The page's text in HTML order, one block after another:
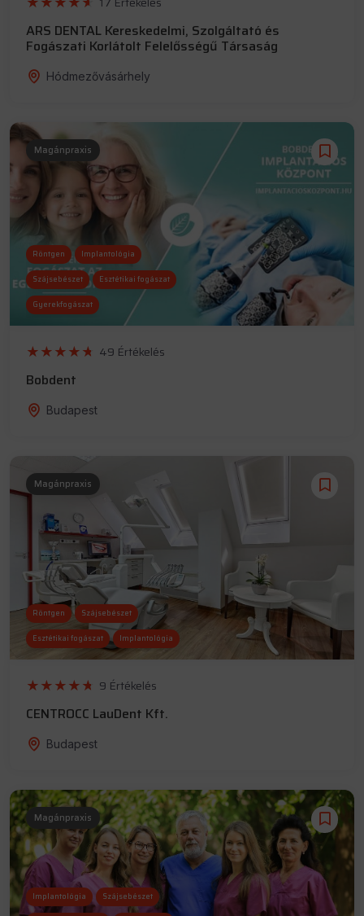
ARS DENTAL Kereskedelmi, Szolgáltató és
Fogászati Korlátolt Felelősségű Társaság
Hódmezővásárhely
Magánpraxis
Röntgen Implantológia
Szájsebészet Esztétikai fogászat
Gyerekfogászat
49 Értékelés
Bobdent
Budapest
Magánpraxis
Röntgen Szájsebészet
Esztétikai fogászat Implantológia
9 Értékelés
CENTROCC LauDent Kft.
Budapest
Magánpraxis
Implantológia Szájsebészet